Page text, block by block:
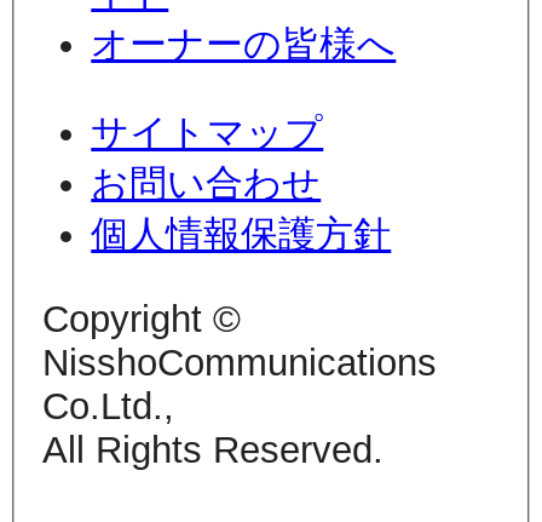
オーナーの皆様へ
サイトマップ
お問い合わせ
個人情報保護方針
Copyright ©
NisshoCommunications
Co.Ltd.,
All Rights Reserved.